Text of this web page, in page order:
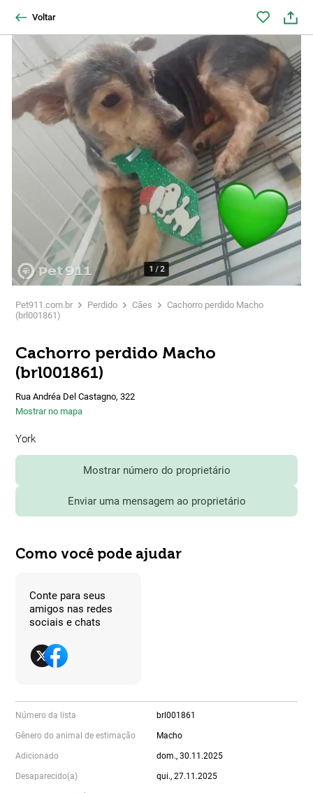
Voltar
1 /2
Pet911.com.br Perdido Cães
Cachorro perdido Macho
(brl001861)
Cachorro perdido Macho
(brl001861)
Rua Andréa Del Castagno, 322
Mostrar no mapa
York
Mostrar número do proprietário
Enviar uma mensagem ao proprietário
Como você pode ajudar
Conte para seus
amigos nas redes
sociais e chats
Número da lista brl001861
Gênero do animal de estimação Macho
Adicionado dom., 30.11.2025
Desaparecido(a) qui., 27.11.2025